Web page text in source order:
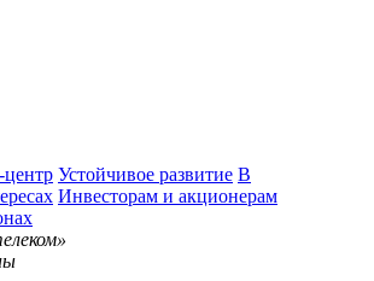
центр Устойчивое развитие В
Инвесторам и акционерам